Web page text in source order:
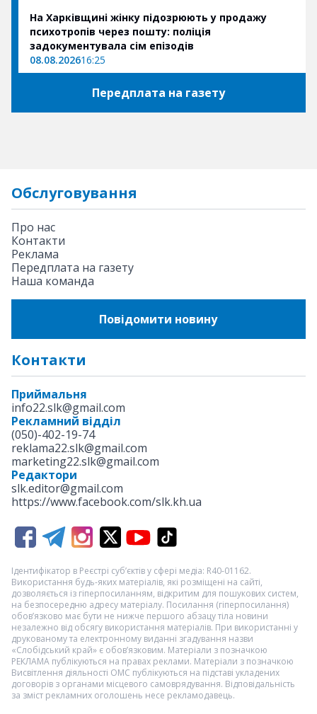
На Харківщині жінку підозрюють у продажу
психотропів через пошту: поліція
задокументувала сім епізодів
08.08.202616:25
Передплата на газету
Обслуговування
Про нас
Контакти
Реклама
Передплата на газету
Наша команда
Повідомити новину
Контакти
Приймальня
info22.slk@gmail.com
Рекламний відділ
(050)-402-19-74
reklama22.slk@gmail.com
marketing22.slk@gmail.com
Редактори
slk.editor@gmail.com
https://www.facebook.com/slk.kh.ua
Ідентифікатор в Реєстрі суб’єктів у сфері медіа: R40-01162.
Використання будь-яких матеріалів, які розміщені на сайті,
дозволяється із гіперпосиланням, відкритим для пошукових систем,
на безпосередню адресу матеріалу. Посилання (гіперпосилання)
обов’язково має бути не нижче першого абзацу тіла новини
незалежно від обсягу використання матеріалів. При використанні у
друкованому та електронному виданні згадування назви
«Слобідський край» є обов’язковим. Матеріали з позначкою
РЕКЛАМА публікуються на правах реклами. Матеріали з позначкою
Висвітлення діяльності ОМС публікуються на підставі укладених
договорів з органами місцевого самоврядування. Відповідальність
за зміст рекламних оголошень несе рекламодавець.